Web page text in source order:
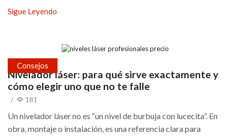
Sigue Leyendo
Consejos
Nivelador láser: para qué sirve exactamente y
cómo elegir uno que no te falle
/ 181
Un nivelador láser no es “un nivel de burbuja con lucecita”. En
obra, montaje o instalación, es una referencia clara para